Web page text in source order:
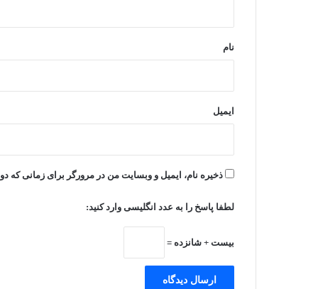
نام
ایمیل
ذخیره نام، ایمیل و وبسایت من در مرورگر برای زمانی که
لطفا پاسخ را به عدد انگلیسی وارد کنید:
بیست + شانزده =